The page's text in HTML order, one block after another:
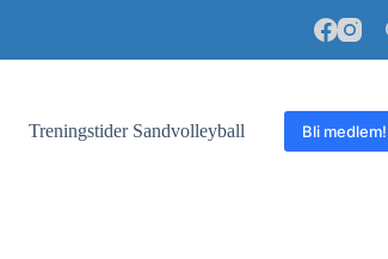
Treningstider Sandvolleyball Bli medlem!